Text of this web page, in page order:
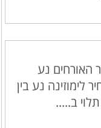
האורחים נע
ש"ח מחיר לימוזינה נע בין